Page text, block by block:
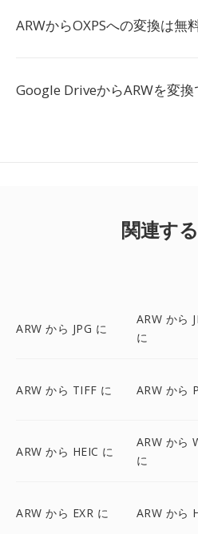
ARWからOXPSへの変換は無
Google DriveからARWを変換
関連す
ARW から JPG に
ARW から
に
ARW から TIFF に ARW から
ARW から HEIC に
ARW から
に
ARW から EXR に ARW から